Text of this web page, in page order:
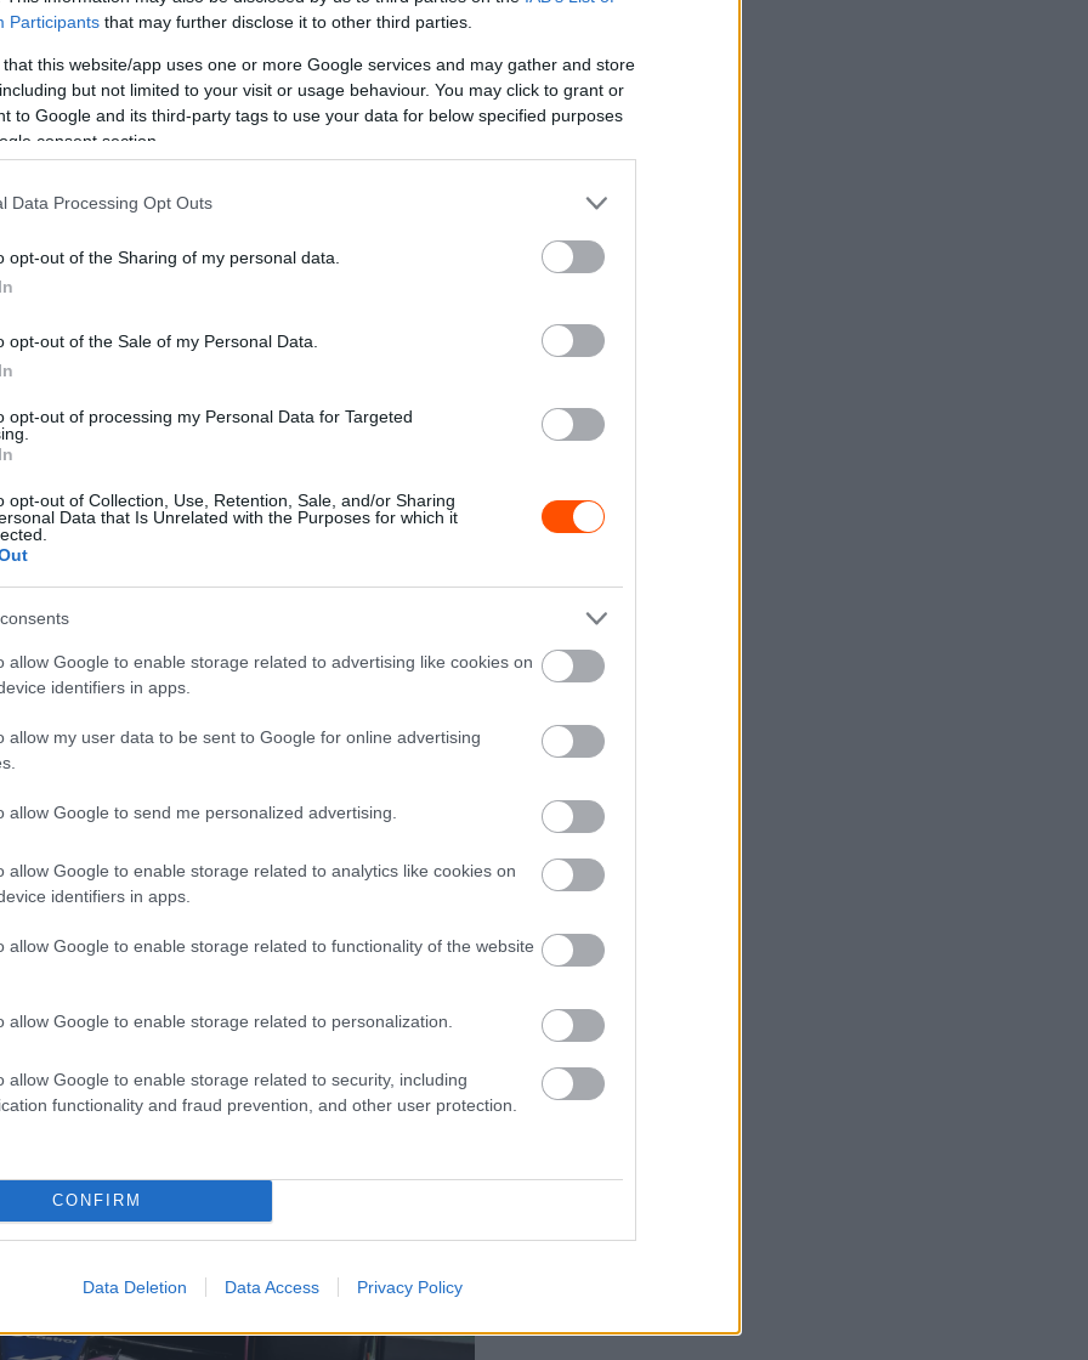
Participants that may further disclose it to other third parties.
that this website/app uses one or more Google services and may gather and store
but not limited to your visit or usage behaviour. You may click to grant or
to Google and its third-party tags to use your data for below specified purposes
consent section.
Data Processing Opt Outs
opt-out of the Sharing of my personal data.
opt-out of the Sale of my Personal Data.
opt-out of processing my Personal Data for Targeted
opt-out of Collection, Use, Retention, Sale, and/or Sharing
Data that Is Unrelated with the Purposes for which it
allow Google to enable storage related to advertising like cookies on
identifiers in apps.
allow my user data to be sent to Google for online advertising
allow Google to send me personalized advertising.
allow Google to enable storage related to analytics like cookies on
identifiers in apps.
allow Google to enable storage related to functionality of the website
allow Google to enable storage related to personalization.
allow Google to enable storage related to security, including
functionality and fraud prevention, and other user protection.
CONFIRM
Data Deletion Data Access Privacy Policy
jóval hangosabb, V10-es motor által hajtott
nagy élmény lesz a helyszíni nézőknek.
es Ausztrál Nagydíjon
pályára az Albert Parkban az Ausztrál Nagydíj
leszünk a pályán úgy, hogy ő motoron ül,
pillanatnak ígérkezik – olvashatók Jack
nagyszerű lehetőség, hogy az ausztrál rajongók
különleges alkalom, hogy F1-es autót
jövőre már mostani autóban ülhetek. Ez a
álmomat.”